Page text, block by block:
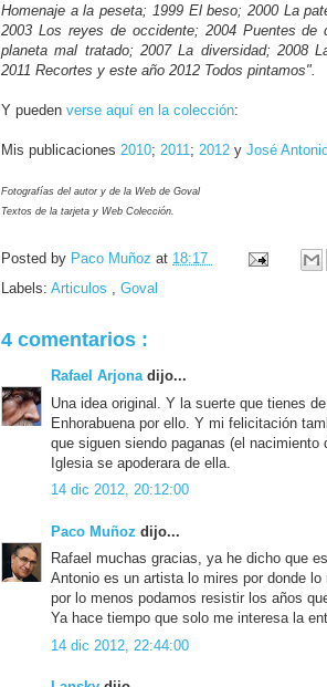
Homenaje a la peseta; 1999 El beso; 2000 La
2003 Los reyes de occidente; 2004 Puentes de
planeta mal tratado; 2007 La diversidad; 2008
2011 Recortes y este año 2012 Todos pintamos".
Y pueden verse aquí en la colección:
Mis publicaciones 2010; 2011; 2012 y José
Fotografías del autor y de la Web de Goval
Textos de la tarjeta y Web Colección.
Posted by Paco Muñoz at 18:17
Labels: Articulos , Goval
4 comentarios :
Rafael Arjona dijo...
Una idea original. Y la suerte que tienes
Enhorabuena por ello. Y mi felicitación
que siguen siendo paganas (el
Iglesia se apoderara de ella.
14 dic 2012, 20:12:00
Paco Muñoz dijo...
Rafael muchas gracias, ya he dicho que
Antonio es un artista lo mires por donde
por lo menos podamos resistir los años
Ya hace tiempo que solo me interesa la
14 dic 2012, 22:44:00